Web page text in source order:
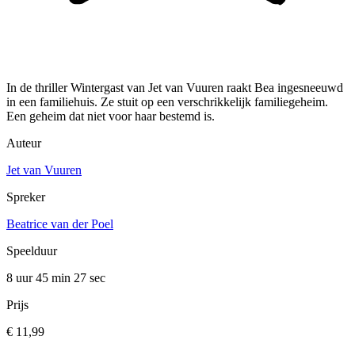
In de thriller Wintergast van Jet van Vuuren raakt Bea ingesneeuwd
in een familiehuis. Ze stuit op een verschrikkelijk familiegeheim.
Een geheim dat niet voor haar bestemd is.
Auteur
Jet van Vuuren
Spreker
Beatrice van der Poel
Speelduur
8 uur 45 min 27 sec
Prijs
€ 11,99